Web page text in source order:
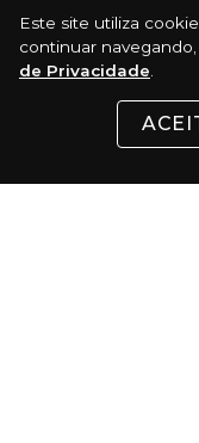
Este site utiliza
continuar
de Privacidade